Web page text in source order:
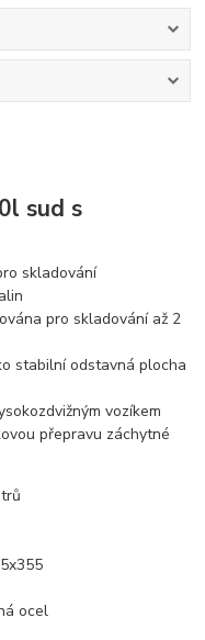
sud s
skladování
pro skladování až 2
stabilní odstavná plocha
vozíkem
přepravu záchytné
ocel